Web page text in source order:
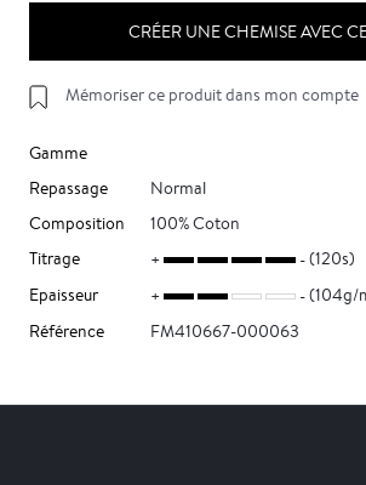
CRÉER UNE CHEMISE AVEC
Mémoriser ce produit dans mon compte
Gamme
Repassage
Normal
Composition
100% Coton
Titrage
(120s)
Epaisseur
(104g/
Référence
FM410667-000063